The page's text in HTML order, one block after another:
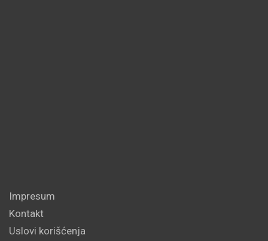
Impresum
Kontakt
Uslovi korišćenja